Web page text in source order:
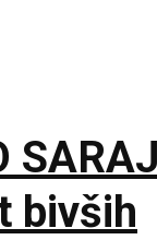
85
bivših